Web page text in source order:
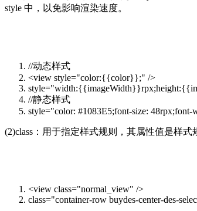
style 中，以免影响渲染速度。
//动态样式
<view style="color:{{color}};" />
//静态样式
style="color: #1083E5;font-size: 48rpx;font-
(2)class：用于指定样式规则，其属性值是样
<view class="normal_view" />
class="container-row buydes-center-des-